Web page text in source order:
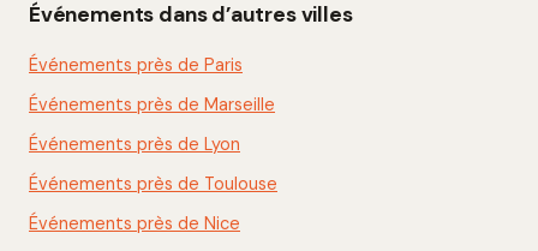
Événements dans d’autres villes
Événements près de Paris
Événements près de Marseille
Événements près de Lyon
Événements près de Toulouse
Événements près de Nice